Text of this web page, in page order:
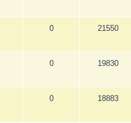
0 21550
0 19830
0 18883